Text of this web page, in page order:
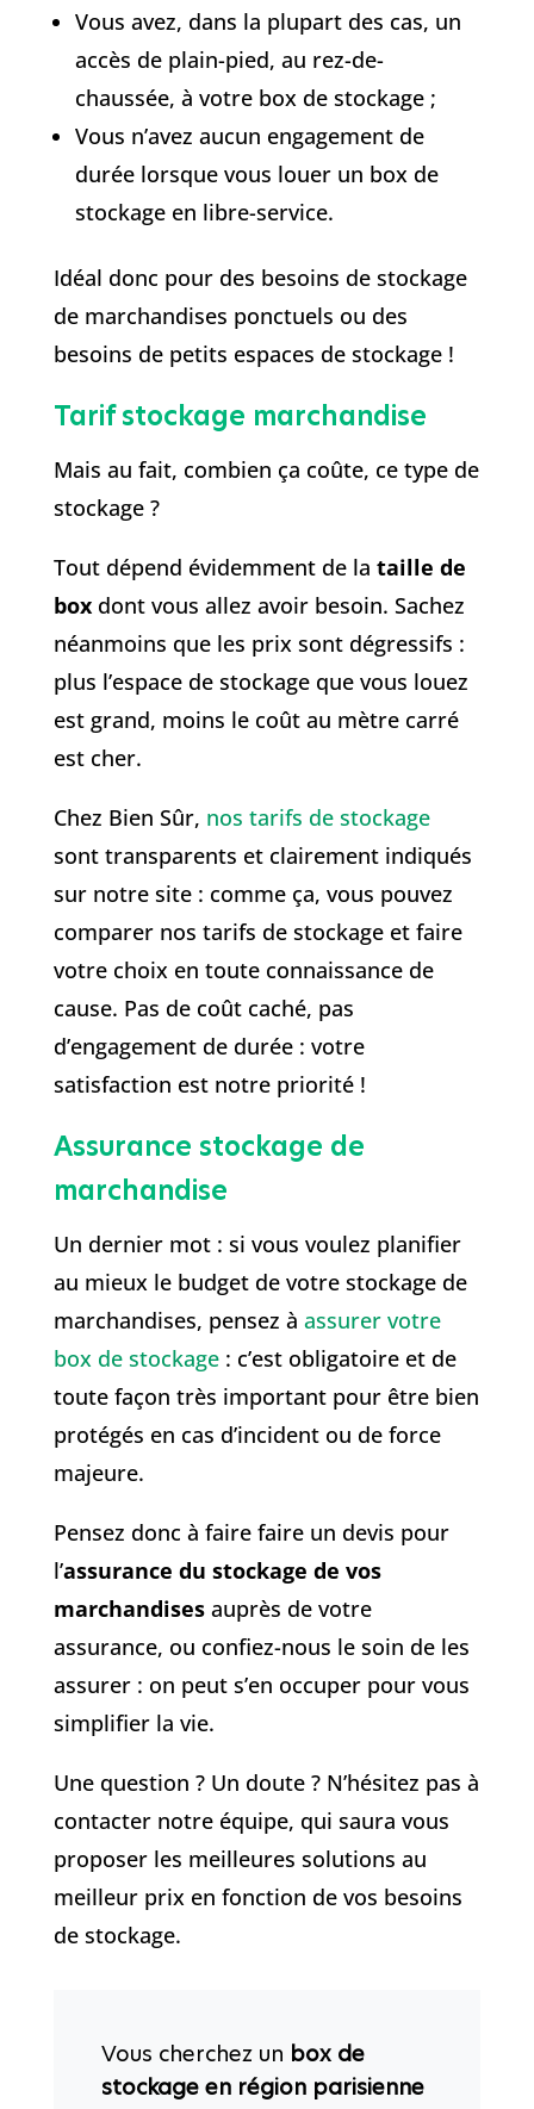
Vous avez, dans la plupart des cas, un
accès de plain-pied, au rez-de-
chaussée, à votre box de stockage ;
Vous n’avez aucun engagement de
durée lorsque vous louer un box de
stockage en libre-service.
Idéal donc pour des besoins de stockage
de marchandises ponctuels ou des
besoins de petits espaces de stockage !
Tarif stockage marchandise
Mais au fait, combien ça coûte, ce type de
stockage ?
Tout dépend évidemment de la taille de
boxdont vous allez avoir besoin. Sachez
néanmoins que les prix sont dégressifs :
plus l’espace de stockage que vous louez
est grand, moins le coût au mètre carré
est cher.
Chez Bien Sûr, nos tarifs de stockage
sont transparents et clairement indiqués
sur notre site : comme ça, vous pouvez
comparer nos tarifs de stockage et faire
votre choix en toute connaissance de
cause. Pas de coût caché, pas
d’engagement de durée : votre
satisfaction est notre priorité !
Assurance stockage de
marchandise
Un dernier mot : si vous voulez planifier
au mieux le budget de votre stockage de
marchandises, pensez à assurer votre
box de stockage: c’est obligatoire et de
toute façon très important pour être bien
protégés en cas d’incident ou de force
majeure.
Pensez donc à faire faire un devis pour
l’assurance du stockage de vos
marchandises auprès de votre
assurance, ou confiez-nous le soin de les
assurer : on peut s’en occuper pour vous
simplifier la vie.
Une question ? Un doute ? N’hésitez pas à
contacter notre équipe, qui saura vous
proposer les meilleures solutions au
meilleur prix en fonction de vos besoins
de stockage.
Vous cherchez un box de
stockage en région parisienne